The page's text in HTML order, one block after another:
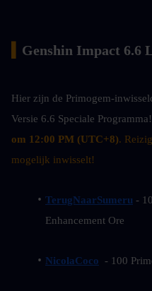
Genshin Impact 6.6
Hier zijn de Primogem-
Versie 6.6 Speciale Programma!
om 12:00 PM (UTC+8).
mogelijk inwisselt!
TerugNaarSumeru -
Enhancement Ore
NicolaCoco - 100